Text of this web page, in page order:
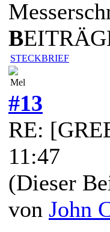
B
STECKBRIEF
Mel
#13
RE:
11:47
(Dieser
von John